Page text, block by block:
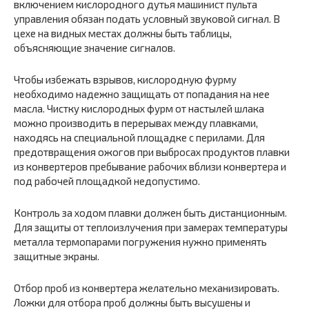
включением кислородного дутья машинист пульта
управления обязан подать условный звуковой сигнал. В
цехе на видных местах должны быть таблицы,
объясняющие значение сигналов.
Чтобы избежать взрывов, кислородную фурму
необходимо надежно защищать от попадания на нее
масла. Чистку кислородных фурм от настылей шлака
можно производить в перерывах между плавками,
находясь на специальной площадке с перилами. Для
предотвращения ожогов при выбросах продуктов плавки
из конвертеров пребывание рабочих вблизи конвертера и
под рабочей площадкой недопустимо.
Контроль за ходом плавки должен быть дистанционным.
Для защиты от теплоизлучения при замерах температуры
металла термопарами погружения нужно применять
защитные экраны.
Отбор проб из конвертера желательно механизировать.
Ложки для отбора проб должны быть высушены и